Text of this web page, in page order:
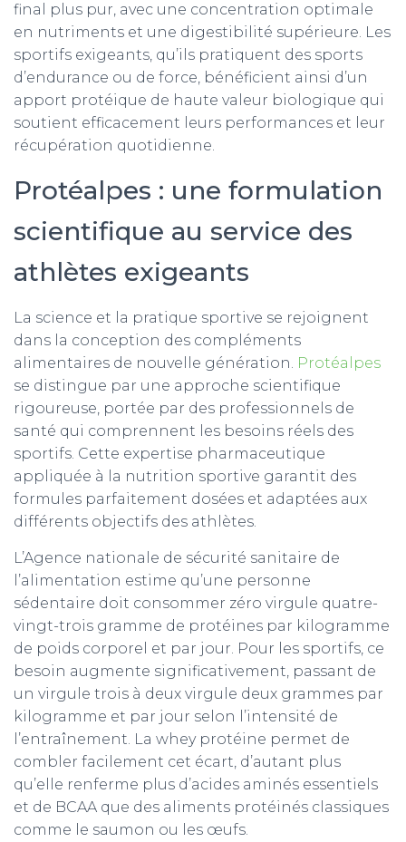
final plus pur, avec une concentration optimale
en nutriments et une digestibilité supérieure. Les
sportifs exigeants, qu’ils pratiquent des sports
d’endurance ou de force, bénéficient ainsi d’un
apport protéique de haute valeur biologique qui
soutient efficacement leurs performances et leur
récupération quotidienne.
Protéalpes : une formulation
scientifique au service des
athlètes exigeants
La science et la pratique sportive se rejoignent
dans la conception des compléments
alimentaires de nouvelle génération. Protéalpes
se distingue par une approche scientifique
rigoureuse, portée par des professionnels de
santé qui comprennent les besoins réels des
sportifs. Cette expertise pharmaceutique
appliquée à la nutrition sportive garantit des
formules parfaitement dosées et adaptées aux
différents objectifs des athlètes.
L’Agence nationale de sécurité sanitaire de
l’alimentation estime qu’une personne
sédentaire doit consommer zéro virgule quatre-
vingt-trois gramme de protéines par kilogramme
de poids corporel et par jour. Pour les sportifs, ce
besoin augmente significativement, passant de
un virgule trois à deux virgule deux grammes par
kilogramme et par jour selon l’intensité de
l’entraînement. La whey protéine permet de
combler facilement cet écart, d’autant plus
qu’elle renferme plus d’acides aminés essentiels
et de BCAA que des aliments protéinés classiques
comme le saumon ou les œufs.